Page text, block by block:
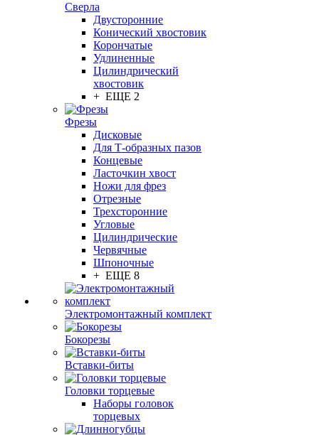
Сверла
Двусторонние
Конический хвостовик
Корончатые
Удлиненные
Цилиндрический
хвостовик
+ ЕЩЕ 2
Фрезы
Дисковые
Для Т-образных пазов
Концевые
Ласточкин хвост
Ножи для фрез
Отрезные
Трехсторонние
Угловые
Цилиндрические
Червячные
Шпоночные
+ ЕЩЕ 8
Электромонтажный комплект
Бокорезы
Вставки-биты
Головки торцевые
Наборы головок
торцевых